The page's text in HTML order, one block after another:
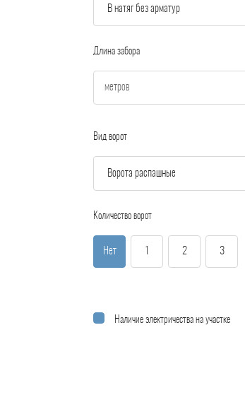
Длина забора
Вид ворот
Количество ворот
Нет 2 3
Наличие электричества на участке